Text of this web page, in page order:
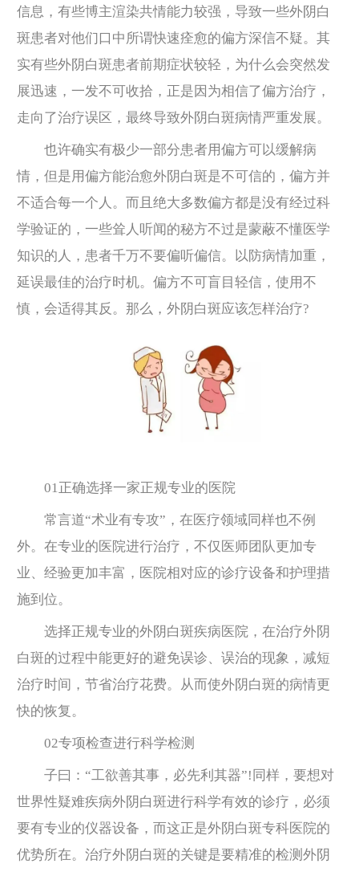
信息，有些博主渲染共情能力较强，导致一些外阴白
斑患者对他们口中所谓快速痊愈的偏方深信不疑。其
实有些外阴白斑患者前期症状较轻，为什么会突然发
展迅速，一发不可收拾，正是因为相信了偏方治疗，
走向了治疗误区，最终导致外阴白斑病情严重发展。
也许确实有极少一部分患者用偏方可以缓解病
情，但是用偏方能治愈外阴白斑是不可信的，偏方并
不适合每一个人。而且绝大多数偏方都是没有经过科
学验证的，一些耸人听闻的秘方不过是蒙蔽不懂医学
知识的人，患者千万不要偏听偏信。以防病情加重，
延误最佳的治疗时机。偏方不可盲目轻信，使用不
慎，会适得其反。那么，外阴白斑应该怎样治疗?
01正确选择一家正规专业的医院
常言道“术业有专攻”，在医疗领域同样也不例
外。在专业的医院进行治疗，不仅医师团队更加专
业、经验更加丰富，医院相对应的诊疗设备和护理措
施到位。
选择正规专业的外阴白斑疾病医院，在治疗外阴
白斑的过程中能更好的避免误诊、误治的现象，减短
治疗时间，节省治疗花费。从而使外阴白斑的病情更
快的恢复。
02专项检查进行科学检测
子曰：“工欲善其事，必先利其器”!同样，要想对
世界性疑难疾病外阴白斑进行科学有效的诊疗，必须
要有专业的仪器设备，而这正是外阴白斑专科医院的
优势所在。治疗外阴白斑的关键是要精准的检测外阴